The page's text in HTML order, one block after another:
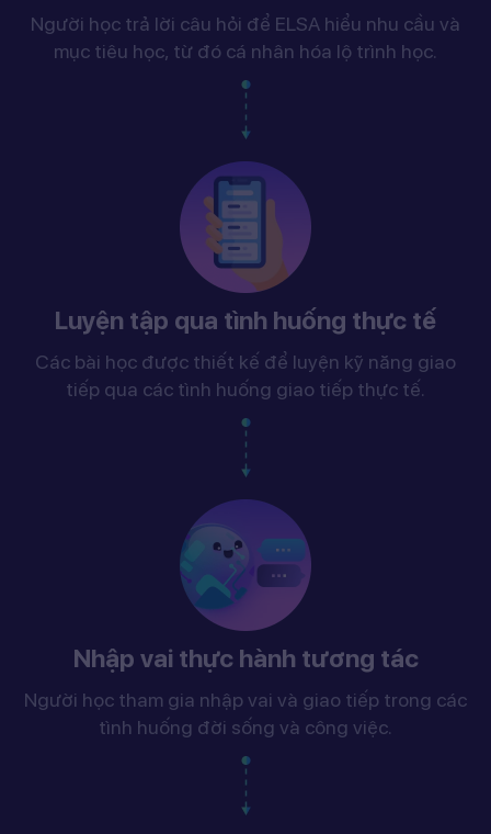
Người học trả lời câu hỏi để ELSA hiểu nhu cầu và
mục tiêu học, từ đó cá nhân hóa lộ trình học.
Luyện tập qua tình huống thực tế
Các bài học được thiết kế để luyện kỹ năng giao
tiếp qua các tình huống giao tiếp thực tế.
Nhập vai thực hành tương tác
Người học tham gia nhập vai và giao tiếp trong các
tình huống đời sống và công việc.